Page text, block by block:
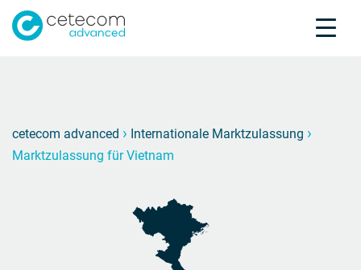
Über uns
Branchen
Knowledge Center
cetecom advanced › Internationale Marktzulassung ›
Marktzulassung für Vietnam